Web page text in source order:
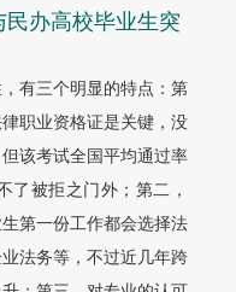
办高校毕业生突
有三个明显的特点：第
职业资格证是关键，没
该考试全国平均通过率
了被拒之门外；第二，
第一份工作都会选择法
法务等，不过近几年跨